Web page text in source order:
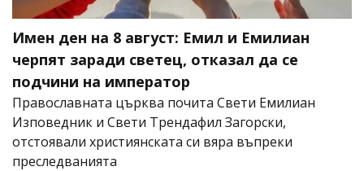
Имен ден на 8 август: Емил и Емилиан
черпят заради светец, отказал да се
подчини на император
Православната църква почита Свети Емилиан
Изповедник и Свети Трендафил Загорски,
отстоявали християнската си вяра въпреки
преследванията